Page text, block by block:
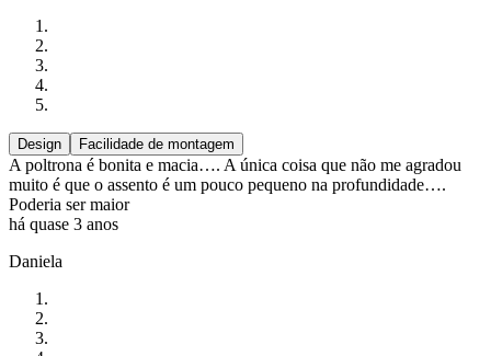
Design Facilidade de montagem
A poltrona é bonita e macia…. A única coisa que não me agradou
muito é que o assento é um pouco pequeno na profundidade….
Poderia ser maior
há quase 3 anos
Daniela